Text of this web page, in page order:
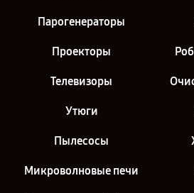
Парогенераторы
Проекторы
Телевизоры
Утюги
Пылесосы
Микроволновые печи